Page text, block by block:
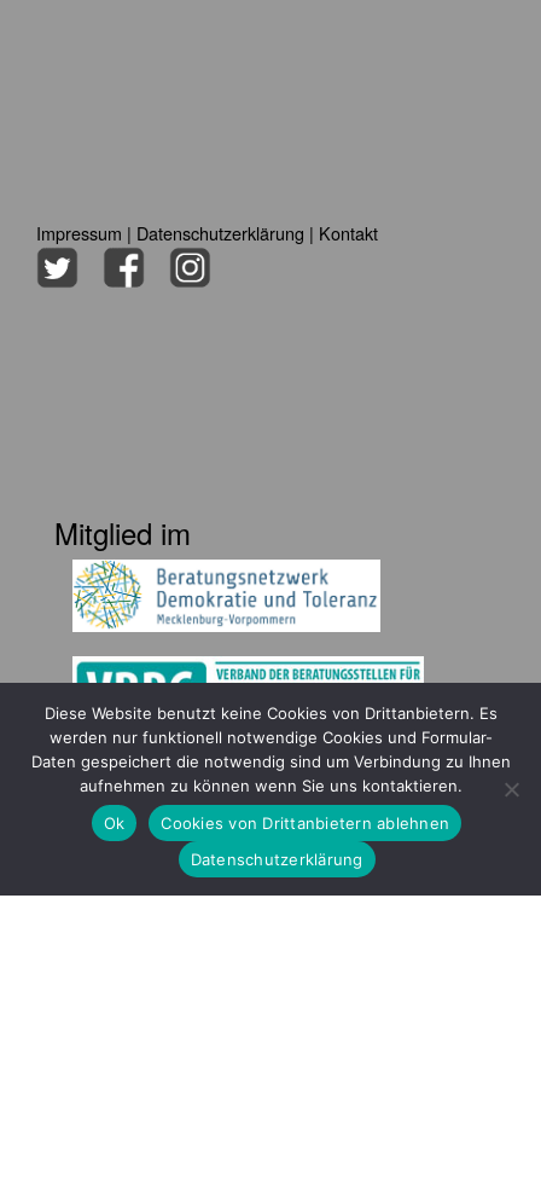
Impressum | Datenschutzerklärung | Kontakt
Mitglied im
Gefördert durch
Diese Website benutzt keine Cookies von Drittanbietern. Es
werden nur funktionell notwendige Cookies und Formular-
Daten gespeichert die notwendig sind um Verbindung zu Ihnen
aufnehmen zu können wenn Sie uns kontaktieren.
Ok
Cookies von Drittanbietern ablehnen
Datenschutzerklärung